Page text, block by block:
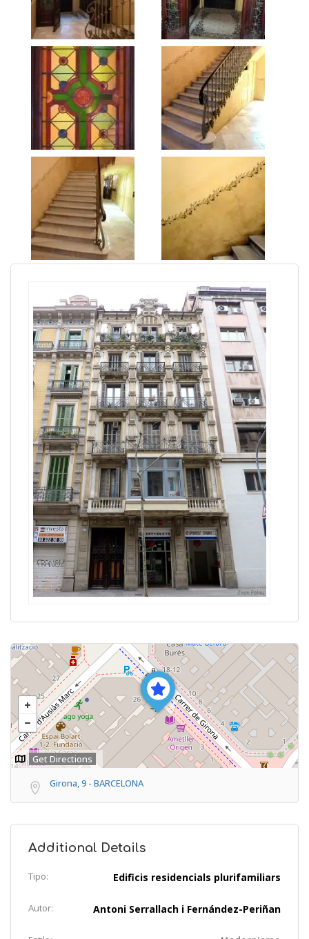
Get Directions
Girona, 9 - BARCELONA
Additional Details
Tipo: Edificis residencials plurifamiliars
Autor: Antoni Serrallach i Fernández-Periñan